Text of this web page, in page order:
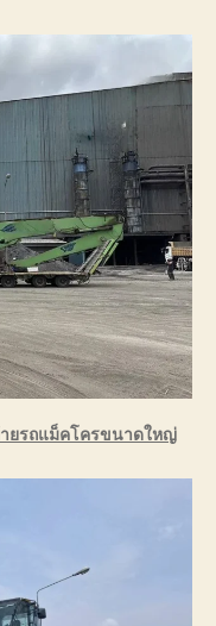
ายรถแม็คโครขนาดใหญ่